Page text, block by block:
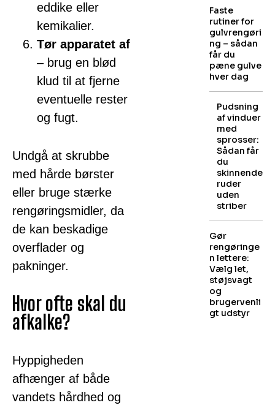
eddike eller
kemikalier.
Tør apparatet af
– brug en blød
klud til at fjerne
eventuelle rester
og fugt.
Undgå at skrubbe
med hårde børster
eller bruge stærke
rengøringsmidler, da
de kan beskadige
overflader og
pakninger.
Hvor ofte skal du
afkalke?
Hyppigheden
afhænger af både
vandets hårdhed og
Faste
rutiner for
gulvrengøri
ng – sådan
får du
pæne gulve
hver dag
Pudsning
af vinduer
med
sprosser:
Sådan får
du
skinnende
ruder
uden
striber
Gør
rengøringe
n lettere:
Vælg let,
støjsvagt
og
brugervenli
gt udstyr